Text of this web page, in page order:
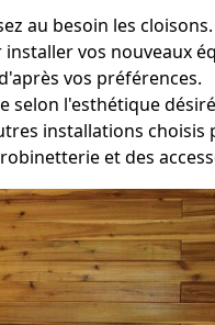
au besoin les cloisons.
vos nouveaux
vos préférences.
selon l'esthétique
installations choisis
et des